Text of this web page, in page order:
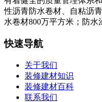
性沥青防水卷材、自粘沥
水卷材800万平方米；防水
快速导航
关于我们
装修建材知识
装修建材百科
联系我们